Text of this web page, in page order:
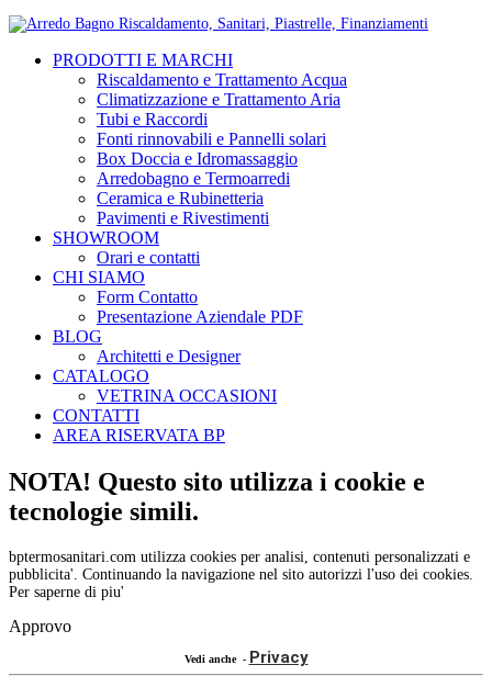
PRODOTTI E MARCHI
Riscaldamento e Trattamento Acqua
Climatizzazione e Trattamento Aria
Tubi e Raccordi
Fonti rinnovabili e Pannelli solari
Box Doccia e Idromassaggio
Arredobagno e Termoarredi
Ceramica e Rubinetteria
Pavimenti e Rivestimenti
SHOWROOM
Orari e contatti
CHI SIAMO
Form Contatto
Presentazione Aziendale PDF
BLOG
Architetti e Designer
CATALOGO
VETRINA OCCASIONI
CONTATTI
AREA RISERVATA BP
NOTA! Questo sito utilizza i cookie e
tecnologie simili.
bptermosanitari.com utilizza cookies per analisi, contenuti personalizzati e
pubblicita'. Continuando la navigazione nel sito autorizzi l'uso dei cookies.
Per saperne di piu'
Approvo
Vedi anche - Privacy